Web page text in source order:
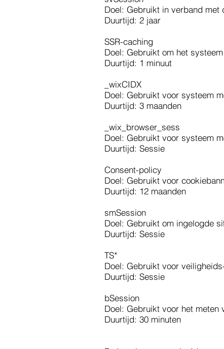
Doel: Gebruikt in verband
Duurtijd: 2 jaar
SSR-caching
Doel: Gebruikt om het
Duurtijd: 1 minuut
_wixCIDX
Doel: Gebruikt voor systeem
Duurtijd: 3 maanden
_wix_browser_sess
Doel: Gebruikt voor systeem
Duurtijd: Sessie
Consent-policy
Doel: Gebruikt voor
Duurtijd: 12 maanden
smSession
Doel: Gebruikt om ingelogde
Duurtijd: Sessie
TS*
Doel: Gebruikt voor
Duurtijd: Sessie
bSession
Doel: Gebruikt voor het meten
Duurtijd: 30 minuten